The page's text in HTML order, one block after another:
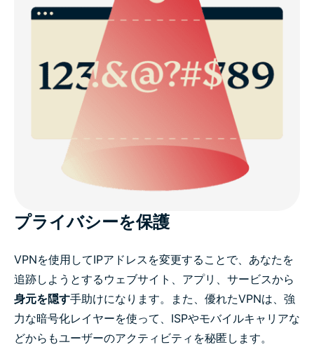
プライバシーを保護
VPNを使用してIPアドレスを変更することで、あなたを
追跡しようとするウェブサイト、アプリ、サービスから
身元を隠す手助けになります。また、優れたVPNは、強
力な暗号化レイヤーを使って、ISPやモバイルキャリアな
どからもユーザーのアクティビティを秘匿します。